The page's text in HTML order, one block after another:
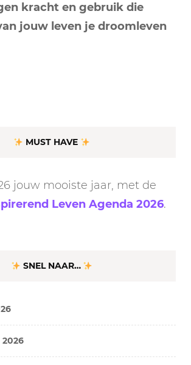
kracht en gebruik die
jouw leven je droomleven
MUST HAVE
jouw mooiste jaar, met de
Leven Agenda 2026.
SNEL NAAR…